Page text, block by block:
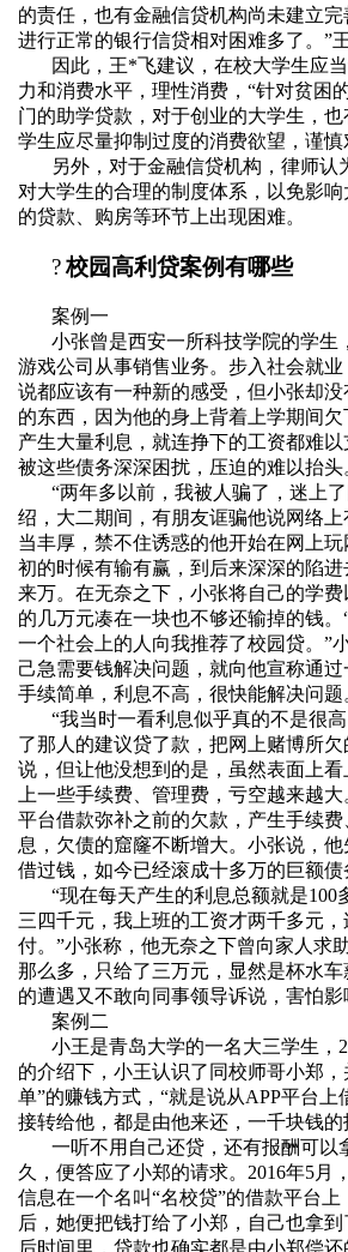
的责任，也有金融信贷机构尚未建立
进行正常的银行信贷相对困难多了。 ”
因此，王*飞建议，在校大学生应
力和消费水平，理性消费， “针对贫困
门的助学贷款，对于创业的大学生，也
学生应尽量抑制过度的消费欲望，谨慎
另外，对于金融信贷机构，律师认
对大学生的合理的制度体系，以免影
的贷款、购房等环节上出现困难。
?校园高利贷案例有哪些
案例一
小张曾是西安一所科技学院的学生
游戏公司从事销售业务。步入社会就
说都应该有一种新的感受，但小张却
的东西，因为他的身上背着上学期间
产生大量利息，就连挣下的工资都难
被这些债务深深困扰，压迫的难以抬头
“两年多以前，我被人骗了，迷上
绍，大二期间，有朋友诓骗他说网络
当丰厚，禁不住诱惑的他开始在网上
初的时候有输有赢，到后来深深的陷
来万。在无奈之下，小张将自己的学
的几万元凑在一块也不够还输掉的钱。
一个社会上的人向我推荐了校园贷。”
己急需要钱解决问题，就向他宣称通过
手续简单，利息不高，很快能解决问题
“我当时一看利息似乎真的不是很
了那人的建议贷了款，把网上赌博所
说，但让他没想到的是，虽然表面上
上一些手续费、管理费，亏空越来越
平台借款弥补之前的欠款，产生手续费
息，欠债的窟窿不断增大。小张说，
借过钱，如今已经滚成十多万的巨额债
“现在每天产生的利息总额就是100
三四千元，我上班的工资才两千多元
付。 ”小张称，他无奈之下曾向家人求
那么多，只给了三万元，显然是杯水
的遭遇又不敢向同事领导诉说，害怕影
案例二
小王是青岛大学的一名大三学生，
的介绍下，小王认识了同校师哥小郑，
单”的赚钱方式， “就是说从APP平台上
接转给他，都是由他来还，一千块钱的
一听不用自己还贷，还有报酬可以
久，便答应了小郑的请求。 2016年5月
信息在一个名叫“名校贷”的借款平台上
后，她便把钱打给了小郑，自己也拿